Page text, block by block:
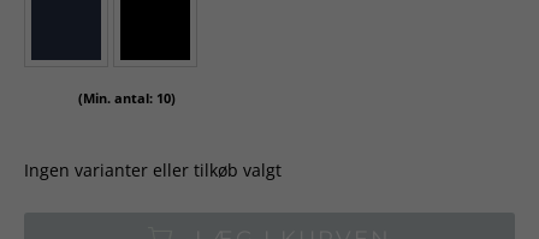
(Min. antal: 10)
Ingen varianter eller tilkøb valgt